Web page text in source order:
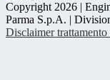
Copyright 2026 |
Parma S.p.A. |
Disclaimer trattamento